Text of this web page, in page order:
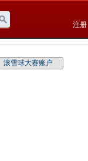
注册
滚雪球大赛账户